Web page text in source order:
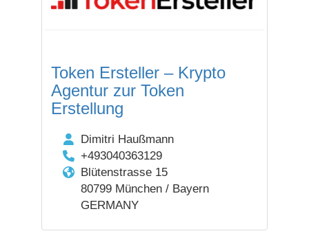
Token Ersteller – Krypto
Agentur zur Token
Erstellung
Dimitri Haußmann
+493040363129
Blütenstrasse 15
80799 München / Bayern
GERMANY